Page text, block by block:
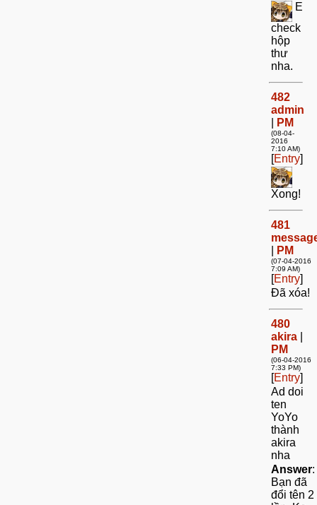
E
check
hộp
thư
nha.
482
admin
PM
(08-04-
2016
7:10 AM)
[Entry]
Xong!
481
PM
(07-04-2016
7:09 AM)
[Entry]
Đã xóa!
480
akira
PM
(06-04-2016
7:33 PM)
[Entry]
Ad doi
ten
YoYo
thành
akira
nha
Answer:
Bạn đã
đổi tên 2